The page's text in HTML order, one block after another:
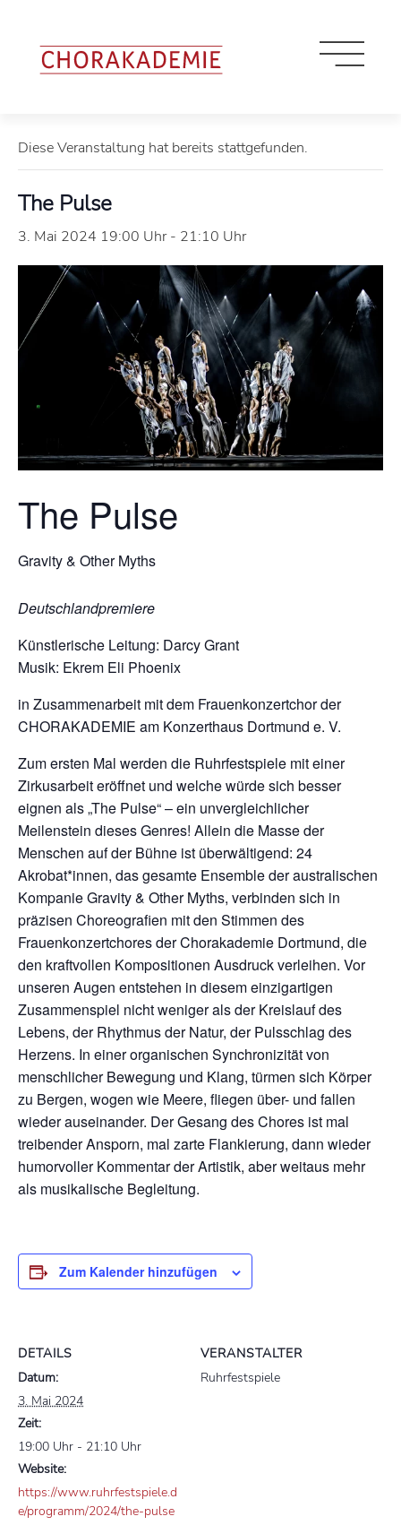
Diese Veranstaltung hat bereits stattgefunden.
The Pulse
3. Mai 2024 19:00 Uhr- 21:10 Uhr
The Pulse
Gravity & Other Myths
Deutschlandpremiere
Künstlerische Leitung: Darcy Grant
Musik: Ekrem Eli Phoenix
in Zusammenarbeit mit dem Frauenkonzertchor der
CHORAKADEMIE am Konzerthaus Dortmund e. V.
Zum ersten Mal werden die Ruhrfestspiele mit einer
Zirkusarbeit eröffnet und welche würde sich besser
eignen als „The Pulse“ – ein unvergleichlicher
Meilenstein dieses Genres! Allein die Masse der
Menschen auf der Bühne ist überwältigend: 24
Akrobat*innen, das gesamte Ensemble der australischen
Kompanie Gravity & Other Myths, verbinden sich in
präzisen Choreografien mit den Stimmen des
Frauenkonzertchores der Chorakademie Dortmund, die
den kraftvollen Kompositionen Ausdruck verleihen. Vor
unseren Augen entstehen in diesem einzigartigen
Zusammenspiel nicht weniger als der Kreislauf des
Lebens, der Rhythmus der Natur, der Pulsschlag des
Herzens. In einer organischen Synchronizität von
menschlicher Bewegung und Klang, türmen sich Körper
zu Bergen, wogen wie Meere, fliegen über- und fallen
wieder auseinander. Der Gesang des Chores ist mal
treibender Ansporn, mal zarte Flankierung, dann wieder
humorvoller Kommentar der Artistik, aber weitaus mehr
als musikalische Begleitung.
Zum Kalender hinzufügen
DETAILS
Datum:
3. Mai 2024
Zeit:
19:00 Uhr - 21:10 Uhr
Website:
https://www.ruhrfestspiele.d
e/programm/2024/the-pulse
VERANSTALTER
Ruhrfestspiele